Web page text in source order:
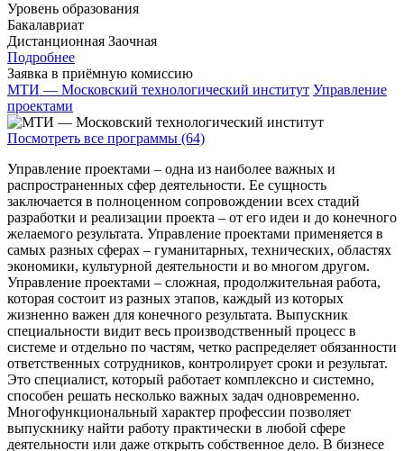
Уровень образования
Бакалавриат
Дистанционная Заочная
Подробнее
Заявка в приёмную комиссию
МТИ — Московский технологический институт Управление
проектами
Посмотреть все программы (64)
Управление проектами – одна из наиболее важных и
распространенных сфер деятельности. Ее сущность
заключается в полноценном сопровождении всех стадий
разработки и реализации проекта – от его идеи и до конечного
желаемого результата. Управление проектами применяется в
самых разных сферах – гуманитарных, технических, областях
экономики, культурной деятельности и во многом другом.
Управление проектами – сложная, продолжительная работа,
которая состоит из разных этапов, каждый из которых
жизненно важен для конечного результата. Выпускник
специальности видит весь производственный процесс в
системе и отдельно по частям, четко распределяет обязанности
ответственных сотрудников, контролирует сроки и результат.
Это специалист, который работает комплексно и системно,
способен решать несколько важных задач одновременно.
Многофункциональный характер профессии позволяет
выпускнику найти работу практически в любой сфере
деятельности или даже открыть собственное дело. В бизнесе